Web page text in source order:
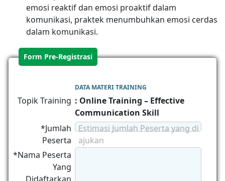
emosi reaktif dan emosi proaktif dalam
komunikasi, praktek menumbuhkan emosi cerdas
dalam komunikasi.
Form Pre-Registrasi
DATA MATERI TRAINING
Topik Training : Online Training – Effective
Communication Skill
*Jumlah
Peserta
Estimasi Jumlah Peserta yang di
ajukan
*Nama Peserta
Yang